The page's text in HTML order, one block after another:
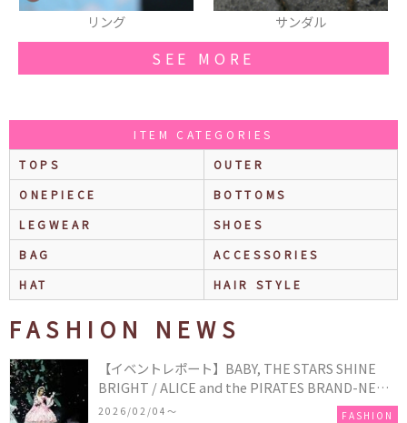
SEE MORE
ITEM CATEGORIES
TOPS
OUTER
ONEPIECE
BOTTOMS
LEGWEAR
SHOES
BAG
ACCESSORIES
HAT
HAIR STYLE
FASHION NEWS
【イベントレポート】BABY, THE STARS SHINE
BRIGHT / ALICE and the PIRATES BRAND-NEW
COLLECTION in TOKYO
2026/02/04〜 FASHION